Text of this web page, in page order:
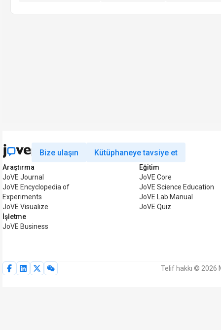
Bize ulaşın Kütüphaneye tavsiye et
Araştırma
JoVE Journal
JoVE Encyclopedia of
Experiments
JoVE Visualize
İşletme
JoVE Business
Eğitim
JoVE Core
JoVE Science Education
JoVE Lab Manual
JoVE Quiz
Telif hakkı © 2026